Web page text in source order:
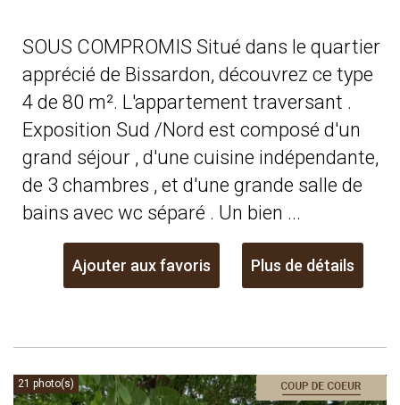
SOUS COMPROMIS Situé dans le quartier
apprécié de Bissardon, découvrez ce type
4 de 80 m². L'appartement traversant .
Exposition Sud /Nord est composé d'un
grand séjour , d'une cuisine indépendante,
de 3 chambres , et d'une grande salle de
bains avec wc séparé . Un bien ...
Ajouter aux favoris Plus de détails
21 photo(s)